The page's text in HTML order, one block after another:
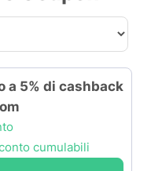
a 5% di cashback
cumulabili